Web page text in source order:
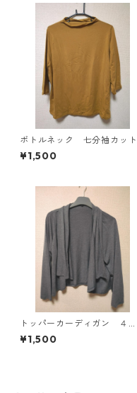
ボトルネック 七分袖カット
ソー ４Ｌ マスタード KA
E-4816
¥1,500
トッパーカーディガン ４
Ｌ グレー KAE-4814
¥1,500